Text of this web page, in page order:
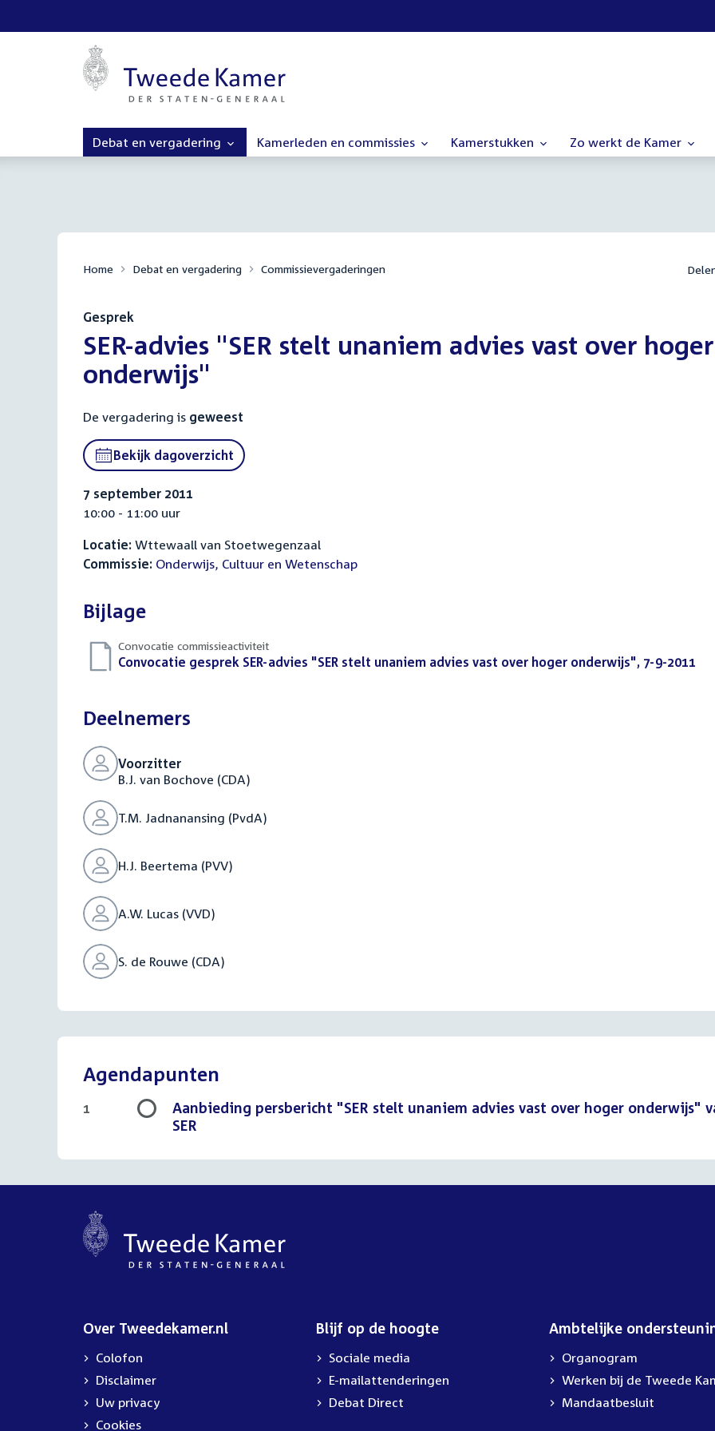
Debat en vergadering Kamerleden en commissies Kamerstukken Zo werkt de Kamer
Home Debat en vergadering Commissievergaderingen
Gesprek
:SER-advies "SER stelt unaniem advies vast over hoger
onderwijs"
De vergadering is geweest
Bekijk dagoverzicht
7 september 2011
10:00 - 11:00 uur
Locatie: Wttewaall van Stoetwegenzaal
Commissie: Onderwijs, Cultuur en Wetenschap
Bijlage
Convocatie commissieactiviteit
Download
Convocatie gesprek SER-advies "SER stelt unaniem advies vast over hoger onderwijs", 7-9-2011
Deelnemers
Voorzitter
B.J. van Bochove (CDA)
T.M. Jadnanansing (PvdA)
H.J. Beertema (PVV)
A.W. Lucas (VVD)
S. de Rouwe (CDA)
Agendapunten
Aanbieding persbericht "SER stelt unaniem advies vast over hoger onderwijs"
SER
1
Over Tweedekamer.nl
Colofon
Disclaimer
Uw privacy
Cookies
Blijf op de hoogte
Sociale media
E-mailattenderingen
Debat Direct
Ambtelijke
Organogram
Werken bij de Tweede
Mandaatbesluit